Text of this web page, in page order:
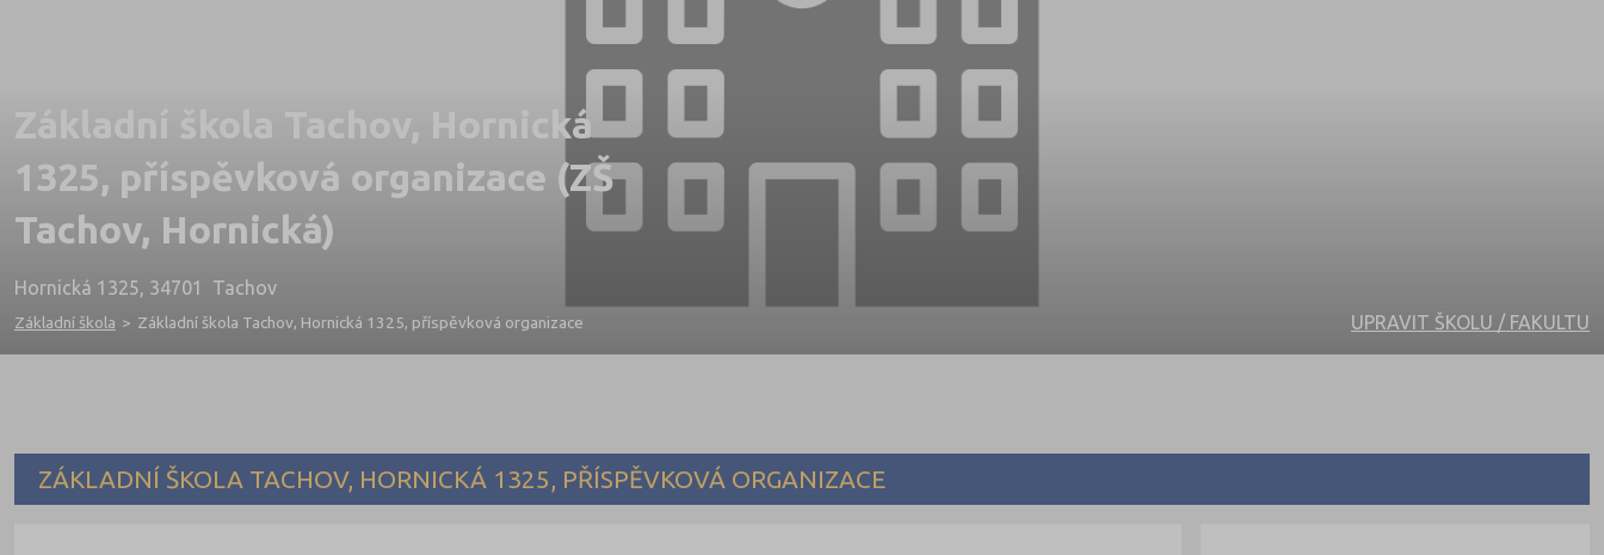
Základní škola Tachov, Hornická
1325, příspěvková organizace (ZŠ
Tachov, Hornická)
Hornická 1325, 34701 Tachov
Základní škola > Základní škola Tachov, Hornická 1325, příspěvková organizace UPRAVIT ŠKOLU / FAKULTU
ZÁKLADNÍ ŠKOLA TACHOV, HORNICKÁ 1325, PŘÍSPĚVKOVÁ ORGANIZACE